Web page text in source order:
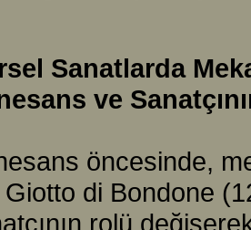
Sanatlarda
ve
öncesinde,
Giotto di Bondone
rolü